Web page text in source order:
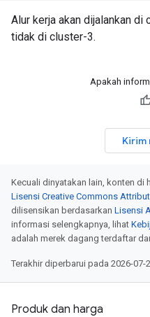
Alur kerja akan dijalankan
tidak di cluster-3.
Apakah
Kirim
Kecuali dinyatakan lain, konten di
Lisensi Creative Commons
dilisensikan berdasarkan Lisensi
informasi selengkapnya, lihat
adalah merek dagang terdaftar
Terakhir diperbarui pada 2026-07-
Produk dan harga